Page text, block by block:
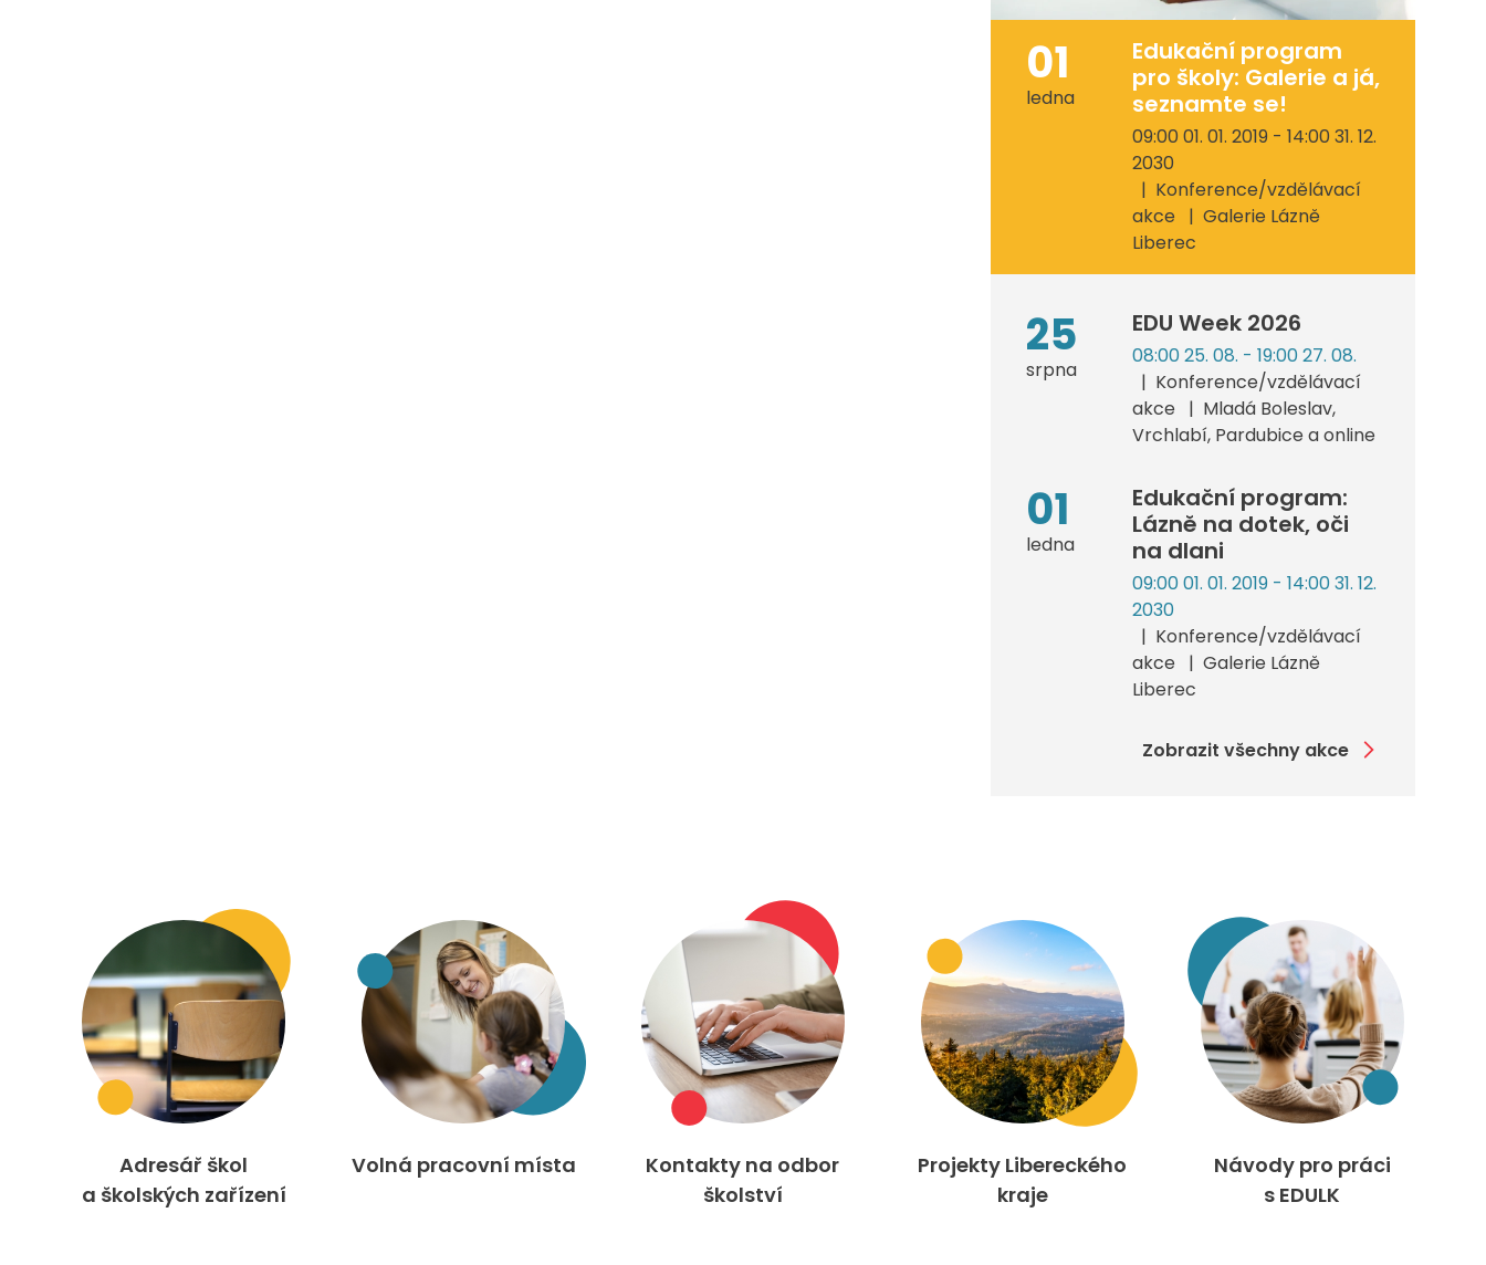
01
ledna
Edukační program
pro školy: Galerie a já,
seznamte se!
09:00 01. 01. 2019 - 14:00 31. 12.
2030
Konference/vzdělávací
akce
Galerie Lázně
Liberec
25
srpna
EDU Week 2026
08:00 25. 08. - 19:00 27. 08.
Konference/vzdělávací
akce
Mladá Boleslav,
Vrchlabí, Pardubice a online
01
ledna
Edukační program:
Lázně na dotek, oči
na dlani
09:00 01. 01. 2019 - 14:00 31. 12.
2030
Konference/vzdělávací
akce
Galerie Lázně
Liberec
Zobrazit všechny akce
Adresář škol
a školských zařízení
Volná pracovní místa
Kontakty na odbor
školství
Projekty Libereckého
kraje
Návody pro práci
s EDULK